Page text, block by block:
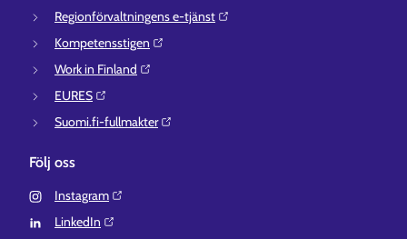
Regionförvaltningens e-tjänst⁠
Kompetensstigen⁠
Work in Finland⁠
EURES⁠
Suomi.fi-fullmakter⁠
Följ oss
Instagram⁠
LinkedIn⁠